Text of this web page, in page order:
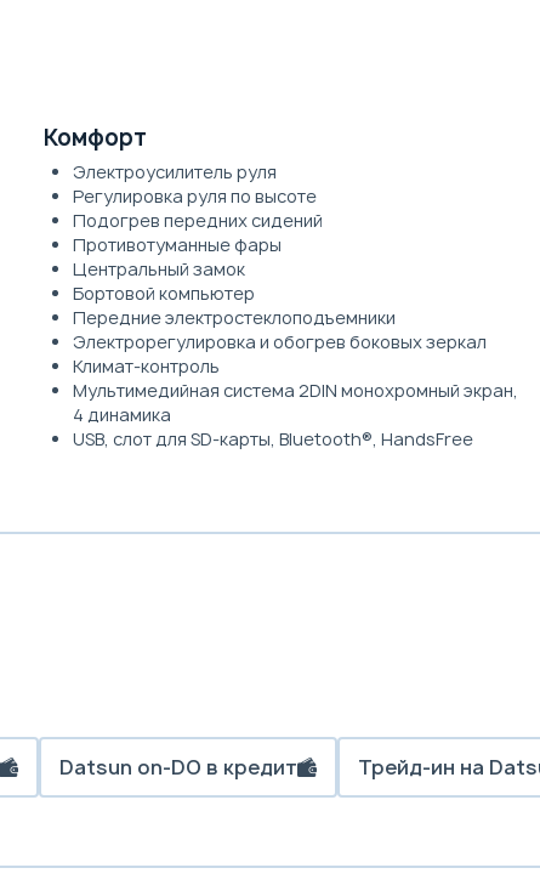
Комфорт
Электроусилитель руля
Регулировка руля по высоте
Подогрев передних сидений
Противотуманные фары
Центральный замок
Бортовой компьютер
Передние электростеклоподъемники
Электрорегулировка и обогрев боковых зеркал
Климат-контроль
Мультимедийная система 2DIN монохромный экран,
4 динамика
USB, слот для SD-карты, Bluetooth®, HandsFree
Datsun on-DO в кредит Трейд-ин на